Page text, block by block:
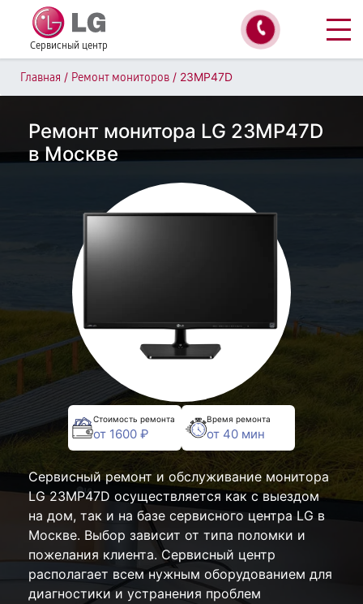
Сервисный центр
Главная / Ремонт мониторов / 23MP47D
Ремонт монитора LG 23MP47D
в Москве
Стоимость ремонта
от 1600 ₽
Время ремонта
от 40 мин
Сервисный ремонт и обслуживание монитора
LG 23MP47D осуществляется как с выездом
на дом, так и на базе сервисного центра LG в
Москве. Выбор зависит от типа поломки и
пожелания клиента. Сервисный центр
располагает всем нужным оборудованием для
диагностики и устранения проблем